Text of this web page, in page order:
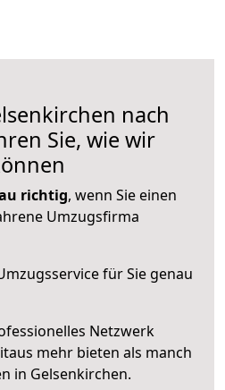
nach
Sie, wie wir
richtig, wenn Sie einen
Umzugsfirma
für Sie genau
Netzwerk
mehr bieten als manch
in Gelsenkirchen.